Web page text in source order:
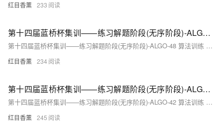
红目香薰 233
第十四届蓝桥杯集训——练习解题阶段(无序阶段)-ALGO-48 算法训练 关联矩阵
第十四届蓝桥杯集训——练习解题阶段(无序阶段)-ALGO-48 算法训练 关联矩阵
红目香薰 234
第十四届蓝桥杯集训——练习解题阶段(无序阶段)-ALGO-42 算法训练 送分啦
第十四届蓝桥杯集训——练习解题阶段(无序阶段)-ALGO-42 算法训练 送分啦
红目香薰 245